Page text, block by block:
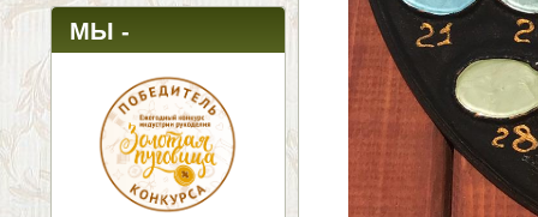
МЫ -
ПОБЕДИТЕЛИ!